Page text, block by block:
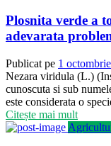
Plosnita verde a
adevarata
Publicat pe 1
Nezara viridula (L.)
cunoscuta si sub
este considerata o
Citește mai mult